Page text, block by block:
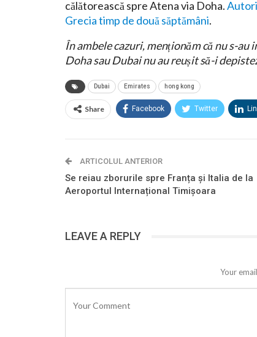
călătorească spre Atena via Doha.
Grecia timp de două săptămâni.
În ambele cazuri, menționăm că nu s-
Doha sau Dubai nu au reușit să-i
Dubai Emirates hong kong
Share Facebook Twitter
ARTICOLUL ANTERIOR
Se reiau zborurile spre Franța și Italia de la
Aeroportul Internațional Timișoara
LEAVE A REPLY
Your